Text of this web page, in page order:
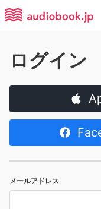
ログイン
メールアドレス